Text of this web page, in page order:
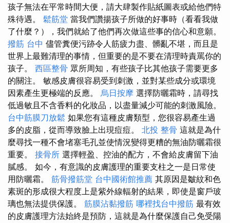
孩子無法在平常時間大便，請大肆製作貼紙圖表或給他們特
殊待遇。 鬆筋堂 當我們讚揚孩子所做的好事時（看看我做
了什麼？），我們就給了他們再次做這些事的信心和意願。
撥筋 台中 儘管糞便污跡令人筋疲力盡、髒亂不堪，而且是
世界上最難清理的事情，但重要的是不要在清理時責罵你的
孩子。 西區整骨 眾所周知，有些孩子比其他孩子需要更多
的關注。 敏感皮膚很容易受到刺激，並對某些成分或環境
因素產生更極端的反應。 烏日按摩 選擇防曬霜時，請尋找
低過敏且不含香料的化妝品，以盡量減少可能的刺激風險。
台中筋膜刀放鬆 如果您有這種皮膚類型，您很容易產生過
多的皮脂，從而導致臉上出現痘痘。 北投 整骨 這就是為什
麼尋找一種不會堵塞毛孔並使情況變得更糟的無油防曬霜很
重要。 接骨所 選擇輕盈、控油的配方，不會給皮膚留下油
膩感。 如今，有意識的皮膚護理的重要支柱之一是日常使
用防曬霜。 筋骨撥筋堂 台中國術館推薦 其原因是皺紋和色
素斑的形成很大程度上是紫外線輻射的結果，即使是窗戶玻
璃也無法提供保護。 筋膜沾黏撥筋 哪裡找台中撥筋 最有效
的皮膚護理方法始終是預防，這就是為什麼保護自己免受陽